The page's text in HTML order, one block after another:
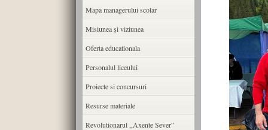
Mapa managerului scolar
Misiunea şi viziunea
Oferta educationala
Personalul liceului
Proiecte si concursuri
Resurse materiale
Revolutionarul ,,Axente Sever”